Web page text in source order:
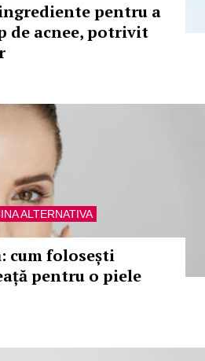
pentru a
de acnee, potrivit
ALTERNATIVA
cum folosești
pentru o piele